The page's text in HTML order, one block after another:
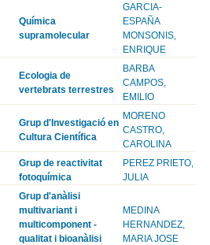
Química
supramolecular
GARCIA-
ESPAÑA
MONSONIS,
ENRIQUE
Ecologia de
vertebrats terrestres
BARBA
CAMPOS,
EMILIO
Grup d'Investigació en
Cultura Científica
MORENO
CASTRO,
CAROLINA
Grup de reactivitat
fotoquímica
PEREZ PRIETO,
JULIA
Grup d'anàlisi
multivariant i
multicomponent -
qualitat i bioanàlisi
MEDINA
HERNANDEZ,
MARIA JOSE